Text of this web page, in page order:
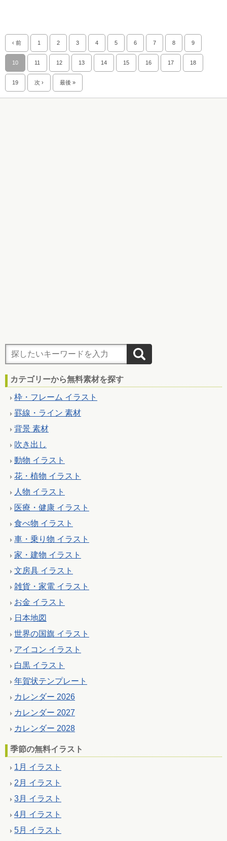
‹ 前 1 2 3 4 5 6 7 8 9
10 11 12 13 14 15 16 17 18
19 次 › 最後 »
カテゴリーから無料素材を探す
枠・フレーム イラスト
罫線・ライン 素材
背景 素材
吹き出し
動物 イラスト
花・植物 イラスト
人物 イラスト
医療・健康 イラスト
食べ物 イラスト
車・乗り物 イラスト
家・建物 イラスト
文房具 イラスト
雑貨・家電 イラスト
お金 イラスト
日本地図
世界の国旗 イラスト
アイコン イラスト
白黒 イラスト
年賀状テンプレート
カレンダー 2026
カレンダー 2027
カレンダー 2028
季節の無料イラスト
1月 イラスト
2月 イラスト
3月 イラスト
4月 イラスト
5月 イラスト